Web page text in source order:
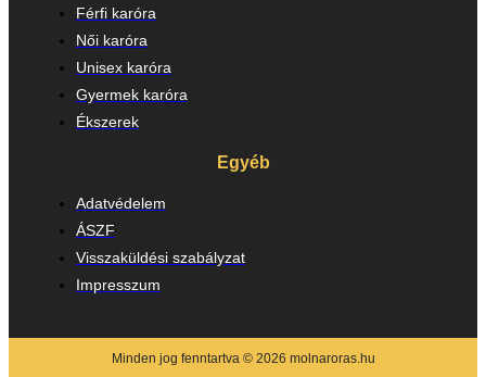
Férfi karóra
Női karóra
Unisex karóra
Gyermek karóra
Ékszerek
Egyéb
Adatvédelem
ÁSZF
Visszaküldési szabályzat
Impresszum
Minden jog fenntartva © 2026 molnaroras.hu